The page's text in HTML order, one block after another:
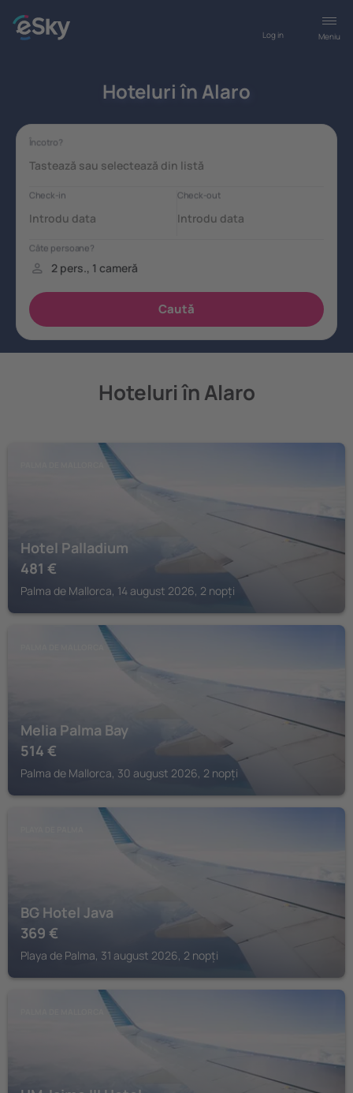
Meniu
Log in
Hoteluri în Alaro
Hoteluri în Alaro
Hotel Palladium
481 €
Palma de Mallorca, 14 august 2026, 2 nopți
Melia Palma Bay
514 €
Palma de Mallorca, 30 august 2026, 2 nopți
BG Hotel Java
369 €
Playa de Palma, 31 august 2026, 2 nopți